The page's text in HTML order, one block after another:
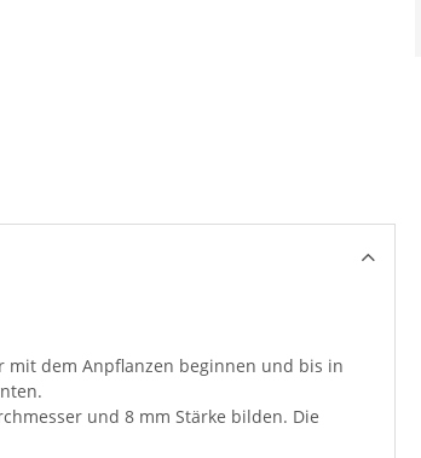
mit dem Anpflanzen beginnen und bis in
und 8 mm Stärke bilden. Die